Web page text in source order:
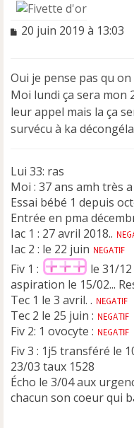
M
a
g
e
n
o
u
20 juin 2019 à 13:03
Oui je pense pas qu
Moi lundi ça sera mon
leur appel mais la ça
survécu à ka
Lui 33: ras
Moi : 37 ans amh très
Essai bébé 1 depuis
Entrée en pma
Iac 1 : 27 avril 2018..
Iac 2 : le 22 juin
Fiv 1 :
le 31/
aspiration le 15/02...
Tec 1 le 3 avril. .
Tec 2 le 25 juin :
Fiv 2: 1 ovocyte :
Fiv 3 : 1j5 transféré le
23/03 taux 1528
Écho le 3/04 aux
chacun son coeur qui